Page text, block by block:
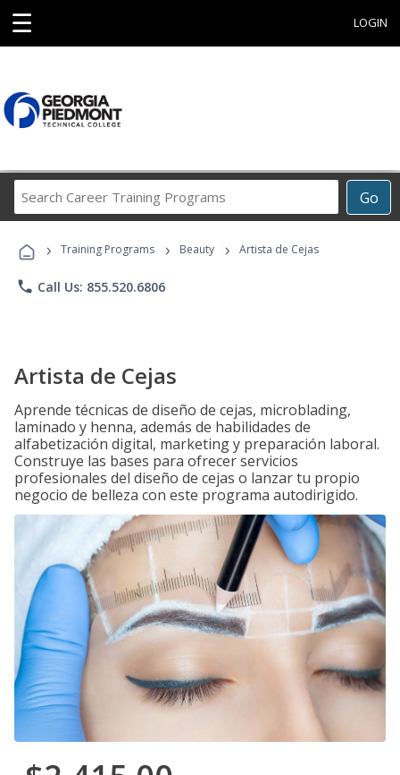
☰ LOGIN
Go
Career
Programs
› Training Programs › Beauty › Artista de Cejas
phone Call Us: 855.520.6806
Artista de Cejas
Aprende técnicas de diseño de cejas, microblading,
laminado y henna, además de habilidades de
alfabetización digital, marketing y preparación laboral.
Construye las bases para ofrecer servicios
profesionales del diseño de cejas o lanzar tu propio
negocio de belleza con este programa autodirigido.